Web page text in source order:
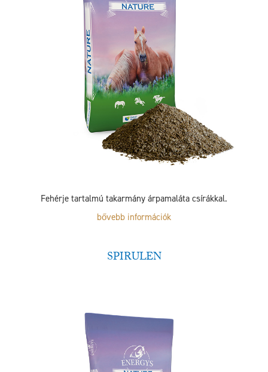
Fehérje tartalmú takarmány árpamaláta csírákkal.
bővebb információk
SPIRULEN